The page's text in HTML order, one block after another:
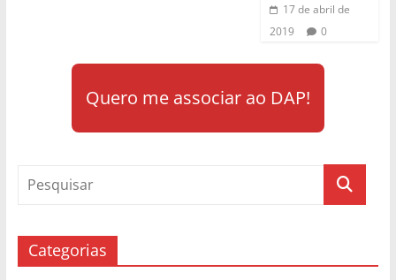
17 de abril de
2019
0
Quero me associar ao DAP!
Categorias